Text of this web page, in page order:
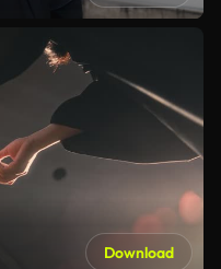
Download